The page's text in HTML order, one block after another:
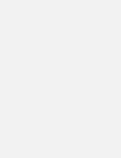
статического
испытания грунтов
испытаний.